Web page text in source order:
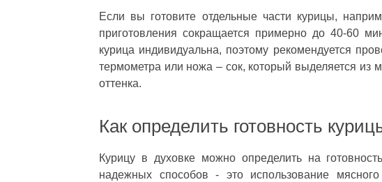
Если вы готовите отдельные части курицы,
приготовления сокращается примерно до 40-60
курица индивидуальна, поэтому рекомендуется
термометра или ножа – сок, который выделяется из
оттенка.
Как определить готовность
Курицу в духовке можно определить на
надежных способов - это использование